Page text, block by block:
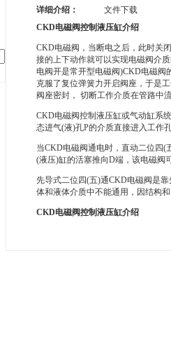
详细介绍：
文件下载
CKD电磁阀控制液压缸介绍
CKD电磁阀，当断电之后，此时关
接的上下动作就可以实现电磁阀介
电阀开是常开型电磁阀)CKD电磁
克服了复位弹簧力开启阀座，于是
阀座密封， 切断工作介质在管路中
CKD电磁阀控制液压缸或气动缸系
态进气(液)孔P的介质直接进入工作
当CKD电磁阀通电时，直动二位四(
(液压)缸的活塞推向D端，该电磁阀
先导式二位四(五)通CKD电磁阀是
体和液体介质中不能通用，因结构
CKD电磁阀控制液压缸介绍